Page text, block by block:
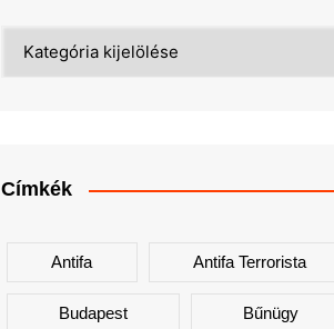
Címkék
Antifa Antifa Terrorista
Budapest Bűnügy